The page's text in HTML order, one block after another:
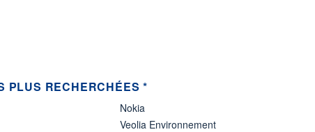
PLUS RECHERCHÉES *
Nokia
Veolia Environnement